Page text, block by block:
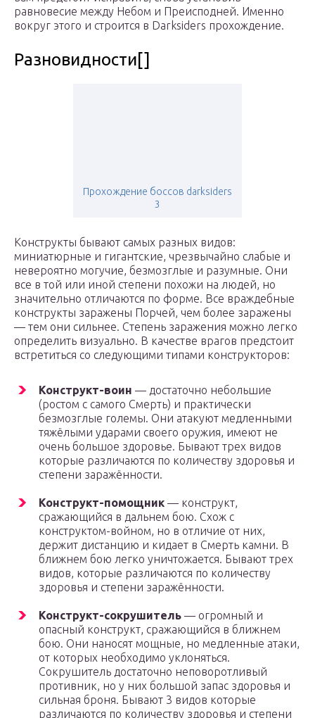
равновесие между Небом и Преисподней. Именно
вокруг этого и строится в Darksiders прохождение.
Разновидности[]
Прохождение боссов darksiders
3
Конструкты бывают самых разных видов:
миниатюрные и гигантские, чрезвычайно слабые и
невероятно могучие, безмозглые и разумные. Они
все в той или иной степени похожи на людей, но
значительно отличаются по форме. Все враждебные
конструкты заражены Порчей, чем более заражены
— тем они сильнее. Степень заражения можно легко
определить визуально. В качестве врагов предстоит
встретиться со следующими типами конструкторов:
Конструкт-воин — достаточно небольшие
(ростом с самого Смерть) и практически
безмозглые големы. Они атакуют медленными
тяжёлыми ударами своего оружия, имеют не
очень большое здоровье. Бывают трех видов
которые различаются по количеству здоровья и
степени заражённости.
Конструкт-помощник — конструкт,
сражающийся в дальнем бою. Схож с
конструктом-войном, но в отличие от них,
держит дистанцию и кидает в Смерть камни. В
ближнем бою легко уничтожается. Бывают трех
видов, которые различаются по количеству
здоровья и степени заражённости.
Конструкт-сокрушитель — огромный и
опасный конструкт, сражающийся в ближнем
бою. Они наносят мощные, но медленные атаки,
от которых необходимо уклоняться.
Сокрушитель достаточно неповоротливый
противник, но у них большой запас здоровья и
сильная броня. Бывают 3 видов которые
различаются по количеству здоровья и степени